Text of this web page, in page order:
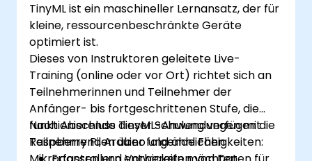
TinyML ist ein maschineller Lernansatz, der für
kleine, ressourcenbeschränkte Geräte
optimiert ist.
Dieses von Instruktoren geleitete Live-
Training (online oder vor Ort) richtet sich an
Teilnehmerinnen und Teilnehmer der
Anfänger- bis fortgeschrittenen Stufe, die
funktionierende TinyML-Anwendungen mit
Raspberry Pi, Arduino und ähnlichen
Nach Abschluss dieser Schulung verfügen die
Teilnehmenden über folgende Fähigkeiten: